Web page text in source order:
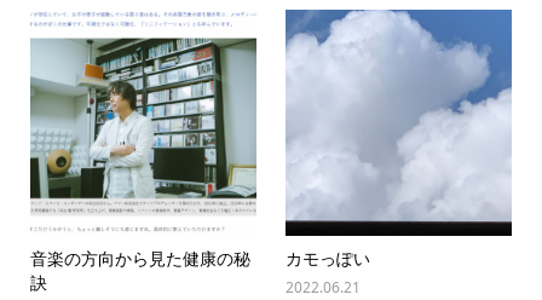
音楽の方向から見た健康の秘
訣
カモっぽい
2022.06.21